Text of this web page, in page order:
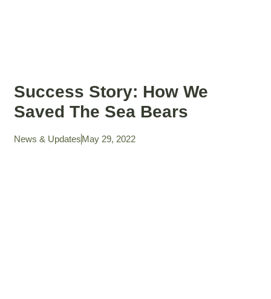
Success Story: How We
Saved The Sea Bears
News & UpdatesMay 29, 2022